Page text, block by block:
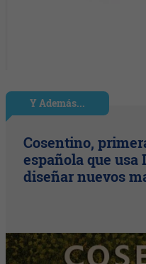
Y Además...
Cosentino,
española que
diseñar nuevos